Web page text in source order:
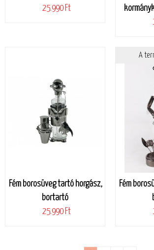
25.990 Ft
Fém borosüveg tartó horgász,
bortartó
25.990 Ft
A
Fém